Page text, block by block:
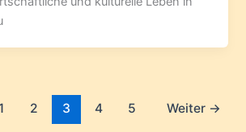
1 2 3 4 5 Weiter →